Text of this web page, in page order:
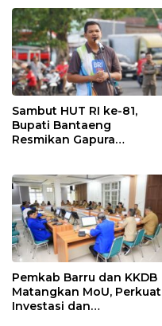
Sambut HUT RI ke-81,
Bupati Bantaeng
Resmikan Gapura
Pemkab Barru dan KKDB
Matangkan MoU, Perkuat
Investasi dan